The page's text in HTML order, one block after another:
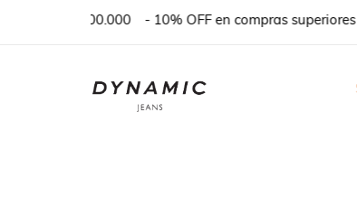
$100.000 - 10% OFF en compras superiores a